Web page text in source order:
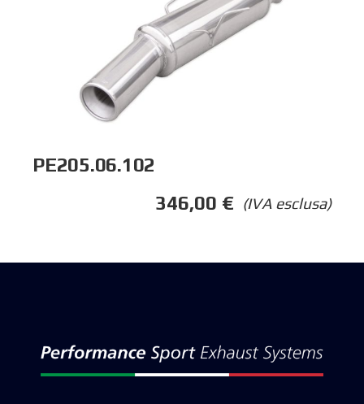
PE205.06.102
(IVA esclusa)
346,00 €